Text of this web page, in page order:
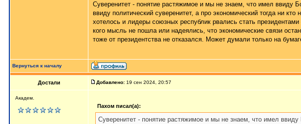
Суверенитет - понятие растяжимое и мы не знаем, что имел ввиду
ввиду политический суверенитет, а про экономический тогда ни
хотелось и лидеры союзных республик рвались стать
кого мысль не пошла или надеялись, что экономические связи
тоже от президентства не отказался. Может думали только на
Вернуться к началу
Достали Добавлено: 19 сен 2024, 20:57
Академ.
Пахом писал(а):
Суверенитет - понятие растяжимое и мы не знаем, что имел